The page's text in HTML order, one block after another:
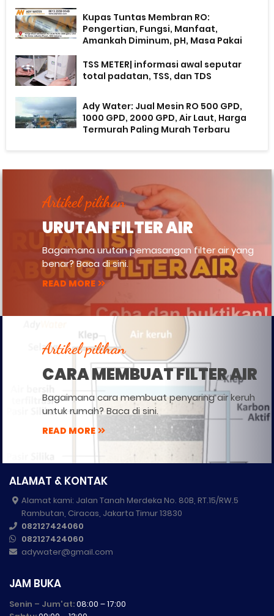
Kupas Tuntas Membran RO:
Pengertian, Fungsi, Manfaat,
Amankah Diminum, pH, Masa Pakai
TSS METER| informasi awal seputar
total padatan, TSS, dan TDS
Ady Water: Jual Mesin RO 500 GPD,
1000 GPD, 2000 GPD, Air Laut, Harga
Termurah Paling Murah Terbaru
Artikel pilihan
URUTAN FILTER AIR
Bagaimana urutan pemasangan filter air yang
benar? Baca di sini.
READ MORE
Artikel pilihan
CARA MEMBUAT FILTER AIR
Bagaimana cara membuat penyaring air keruh
untuk rumah? Baca di sini.
READ MORE
ALAMAT & KONTAK
Alamat kami: Jalan Tanah Merdeka No. 80B, RT.15/RW.5
Rambutan, Ciracas, Jakarta Timur 13830
082127424060
082127424060
adywater@gmail.com
JAM BUKA
Senin – Jum'at:08:00 – 17:00